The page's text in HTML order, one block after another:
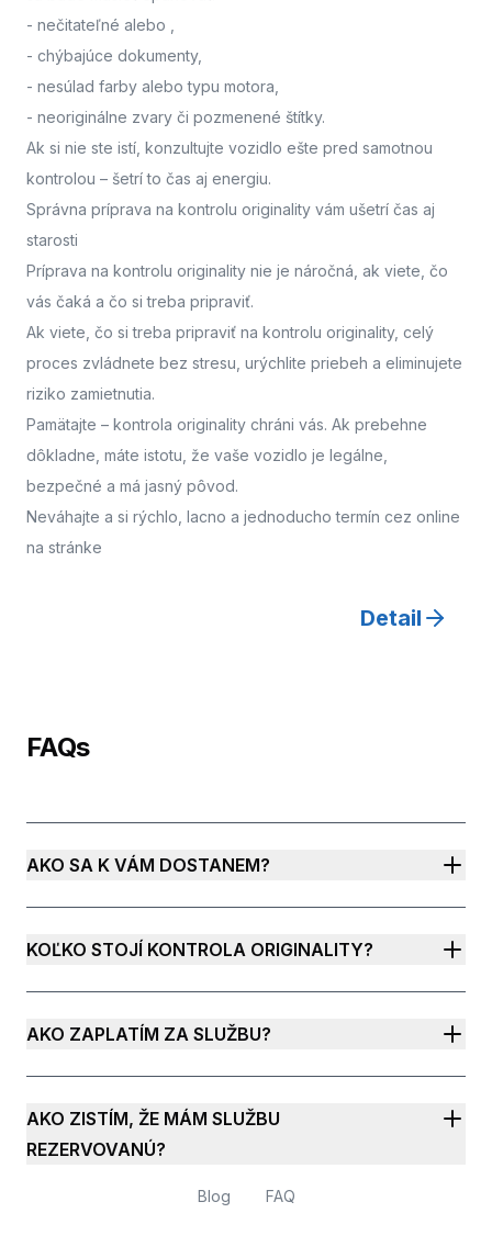
- nečitateľné alebo
- chýbajúce dokumenty,
- nesúlad farby alebo typu motora,
- neoriginálne zvary či pozmenené štítky.
Ak si nie ste istí, konzultujte vozidlo ešte pred samotnou
kontrolou – šetrí to čas aj energiu.
Správna príprava na kontrolu originality vám ušetrí čas aj
starosti
Príprava na kontrolu originality nie je náročná, ak viete, čo
vás čaká a čo si treba pripraviť.
Ak viete, čo si treba pripraviť na kontrolu originality, celý
proces zvládnete bez stresu, urýchlite priebeh a eliminujete
riziko zamietnutia.
Pamätajte – kontrola originality chráni vás. Ak prebehne
dôkladne, máte istotu, že vaše vozidlo je legálne,
bezpečné a má jasný pôvod.
Neváhajte a si rýchlo, lacno a jednoducho termín cez online
na stránke
Detail
FAQs
AKO SA K VÁM DOSTANEM?
KOĽKO STOJÍ KONTROLA ORIGINALITY?
AKO ZAPLATÍM ZA SLUŽBU?
AKO ZISTÍM, ŽE MÁM SLUŽBU
REZERVOVANÚ?
Blog FAQ